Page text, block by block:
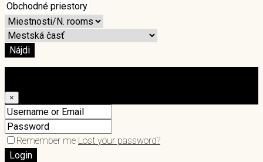
Nájdi
×
Remember me Lost your password?
Login